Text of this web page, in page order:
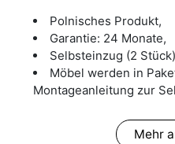
Polnisches Produkt,
Garantie: 24 Monate,
Selbsteinzug (2
Möbel werden in
Montageanleitung zur
Mehr